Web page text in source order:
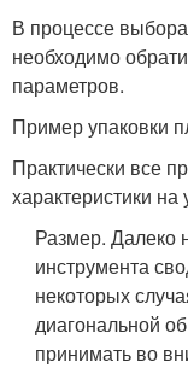
В процессе
необходимо
параметров.
Пример упаковки
Практически все
характеристики на
Размер. Далеко
инструмента
некоторых
диагональной
принимать во